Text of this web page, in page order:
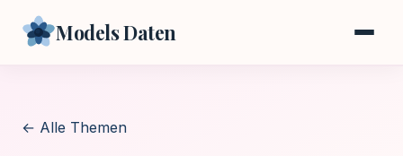
Models Daten
← Alle Themen